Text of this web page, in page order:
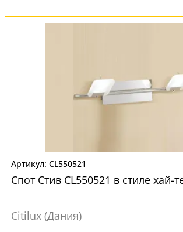
CL550521
Спот Стив CL550521 в стиле хай-
Citilux (Дания)